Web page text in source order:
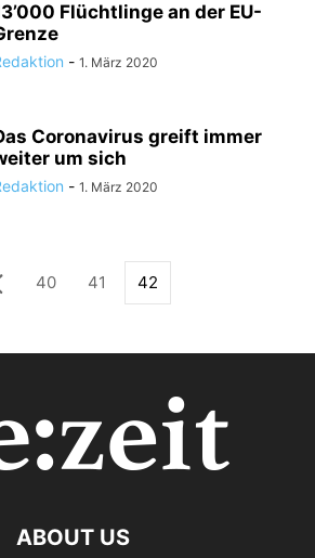
Flüchtlinge an der EU-
- 1. März 2020
Coronavirus greift immer
um sich
- 1. März 2020
40 41 42
ABOUT US